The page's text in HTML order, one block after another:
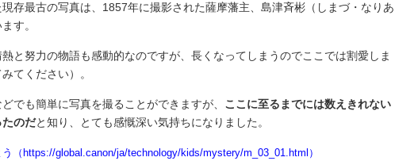
存最古の写真は、 1857年に撮影された薩摩藩主、島津斉彬（しまづ・なりあ
す。
と努力の物語も感動的なのですが、長くなってしまうのでここでは割愛しま
てください）。
でも簡単に写真を撮ることができますが、 ここに至るまでには数えきれない
のだと知り、とても感慨深い気持ちになりました。
（ https://global.canon/ja/technology/kids/mystery/m_03_01.html ）